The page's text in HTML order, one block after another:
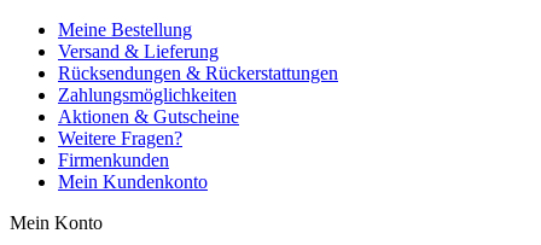
Meine Bestellung
Versand & Lieferung
Rücksendungen & Rückerstattungen
Zahlungsmöglichkeiten
Aktionen & Gutscheine
Weitere Fragen?
Firmenkunden
Mein Kundenkonto
Mein Konto